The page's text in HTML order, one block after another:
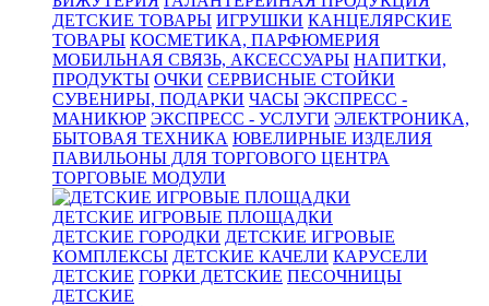
ДЕТСКИЕ ТОВАРЫ ИГРУШКИ КАНЦЕЛЯРСКИЕ
ТОВАРЫ КОСМЕТИКА, ПАРФЮМЕРИЯ
МОБИЛЬНАЯ СВЯЗЬ, АКСЕССУАРЫ НАПИТКИ,
ПРОДУКТЫ ОЧКИ СЕРВИСНЫЕ СТОЙКИ
СУВЕНИРЫ, ПОДАРКИ ЧАСЫ ЭКСПРЕСС -
МАНИКЮР ЭКСПРЕСС - УСЛУГИ ЭЛЕКТРОНИКА,
БЫТОВАЯ ТЕХНИКА ЮВЕЛИРНЫЕ ИЗДЕЛИЯ
ПАВИЛЬОНЫ ДЛЯ ТОРГОВОГО ЦЕНТРА
ТОРГОВЫЕ МОДУЛИ
ДЕТСКИЕ ИГРОВЫЕ ПЛОЩАДКИ
ДЕТСКИЕ ГОРОДКИ ДЕТСКИЕ ИГРОВЫЕ
КОМПЛЕКСЫ ДЕТСКИЕ КАЧЕЛИ КАРУСЕЛИ
ДЕТСКИЕ ГОРКИ ДЕТСКИЕ ПЕСОЧНИЦЫ
ДЕТСКИЕ